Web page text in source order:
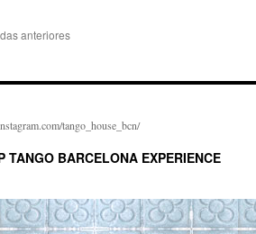
anteriores
tango_house_bcn/
TANGO BARCELONA EXPERIENCE